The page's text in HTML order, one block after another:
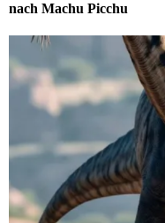
nach Machu Picchu